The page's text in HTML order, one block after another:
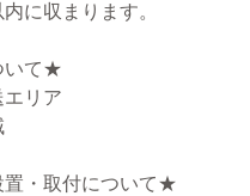
に収まります。
いて★
エリア
・取付について★